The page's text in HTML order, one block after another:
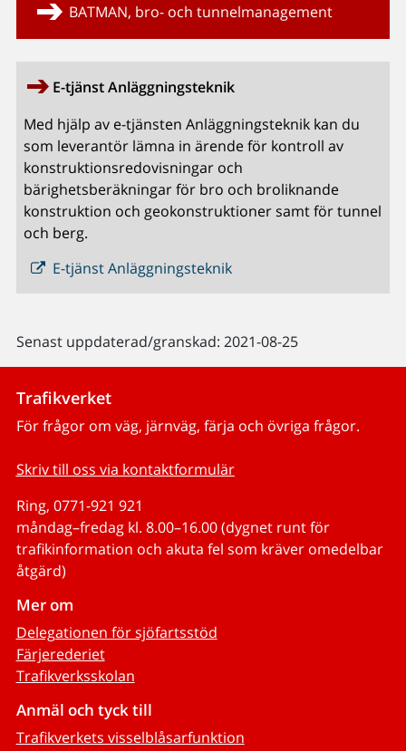
BATMAN, bro- och tunnelmanagement
E-tjänst Anläggningsteknik
Med hjälp av e-tjänsten Anläggningsteknik kan du
som leverantör lämna in ärende för kontroll av
konstruktionsredovisningar och
bärighetsberäkningar för bro och broliknande
konstruktion och geokonstruktioner samt för tunnel
och berg.
E-tjänst Anläggningsteknik
Senast uppdaterad/granskad: 2021-08-25
Trafikverket
För frågor om väg, järnväg, färja och övriga frågor.
Skriv till oss via kontaktformulär
Ring, 0771-921 921
måndag–fredag kl. 8.00–16.00 (dygnet runt för
trafikinformation och akuta fel som kräver omedelbar
åtgärd)
Mer om
Delegationen för sjöfartsstöd
Färjerederiet
Trafikverksskolan
Anmäl och tyck till
Trafikverkets visselblåsarfunktion